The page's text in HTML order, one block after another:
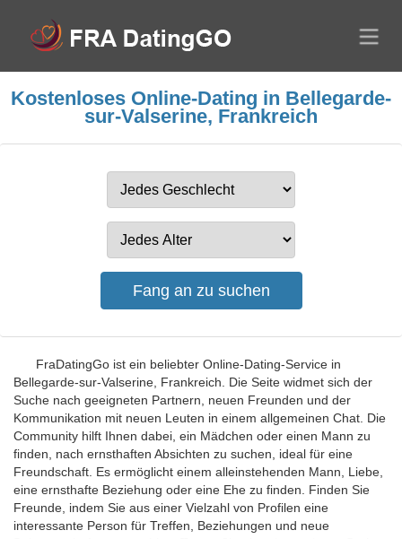
Kostenloses Online-Dating in Bellegarde-
sur-Valserine, Frankreich
FraDatingGo ist ein beliebter Online-Dating-Service in
Bellegarde-sur-Valserine, Frankreich. Die Seite widmet sich der
Suche nach geeigneten Partnern, neuen Freunden und der
Kommunikation mit neuen Leuten in einem allgemeinen Chat. Die
Community hilft Ihnen dabei, ein Mädchen oder einen Mann zu
finden, nach ernsthaften Absichten zu suchen, ideal für eine
Freundschaft. Es ermöglicht einem alleinstehenden Mann, Liebe,
eine ernsthafte Beziehung oder eine Ehe zu finden. Finden Sie
Freunde, indem Sie aus einer Vielzahl von Profilen eine
interessante Person für Treffen, Beziehungen und neue